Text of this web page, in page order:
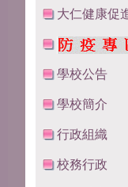
大仁健康促
學校公告
學校簡介
行政組織
校務行政